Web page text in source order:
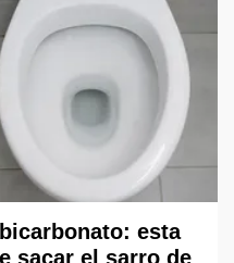
esta
sacar el sarro de